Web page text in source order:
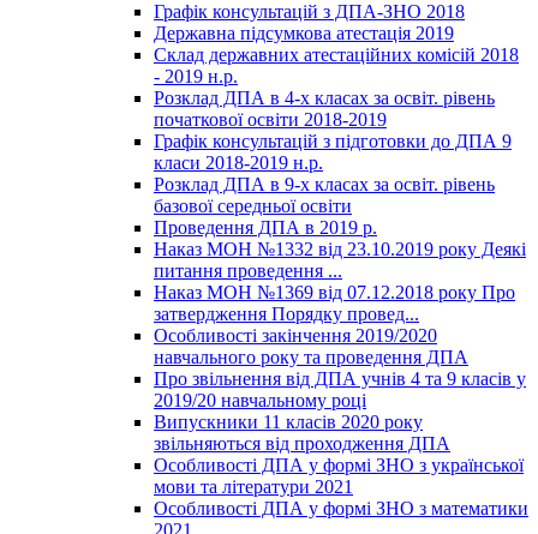
Графік консультацій з ДПА-ЗНО 2018
Державна підсумкова атестація 2019
Склад державних атестаційних комісій 2018
- 2019 н.р.
Розклад ДПА в 4-х класах за освіт. рівень
початкової освіти 2018-2019
Графік консультацій з підготовки до ДПА 9
класи 2018-2019 н.р.
Розклад ДПА в 9-х класах за освіт. рівень
базової середньої освіти
Проведення ДПА в 2019 р.
Наказ МОН №1332 від 23.10.2019 року Деякі
питання проведення ...
Наказ МОН №1369 від 07.12.2018 року Про
затвердження Порядку провед...
Особливості закінчення 2019/2020
навчального року та проведення ДПА
Про звільнення від ДПА учнів 4 та 9 класів у
2019/20 навчальному році
Випускники 11 класів 2020 року
звільняються від проходження ДПА
Особливості ДПА у формі ЗНО з української
мови та літератури 2021
Особливості ДПА у формі ЗНО з математики
2021